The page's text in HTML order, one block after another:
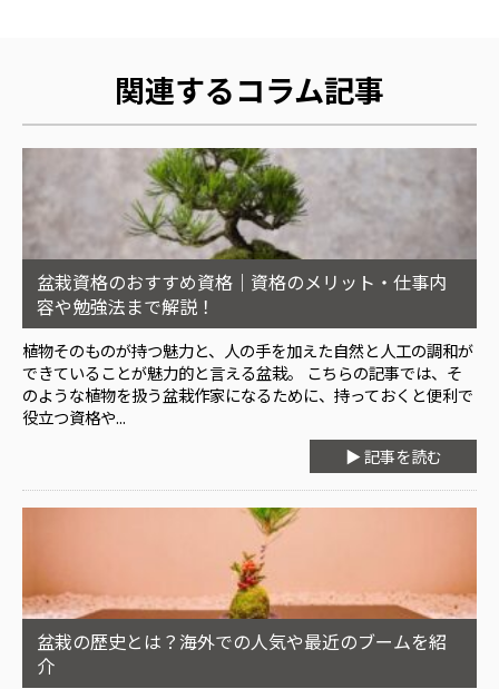
関連するコラム記事
盆栽資格のおすすめ資格｜資格のメリット・仕事内
容や勉強法まで解説！
植物そのものが持つ魅力と、人の手を加えた自然と人工の調和が
できていることが魅力的と言える盆栽。 こちらの記事では、そ
のような植物を扱う盆栽作家になるために、持っておくと便利で
役立つ資格や...
▶ 記事を読む
盆栽の歴史とは？海外での人気や最近のブームを紹
介